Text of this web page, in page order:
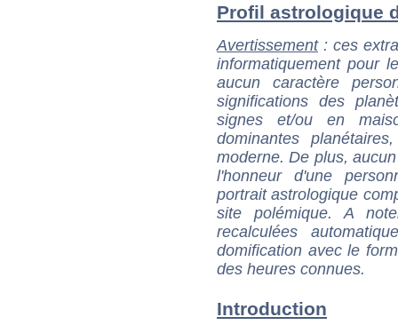
Profil astrologique
Avertissement: ces
informatiquement pour
aucun caractère
significations des
signes et/ou en
dominantes
moderne. De plus,
l'honneur d'une
portrait astrologique
site polémique. A
recalculées
domification avec le
des heures connues.
Introduction